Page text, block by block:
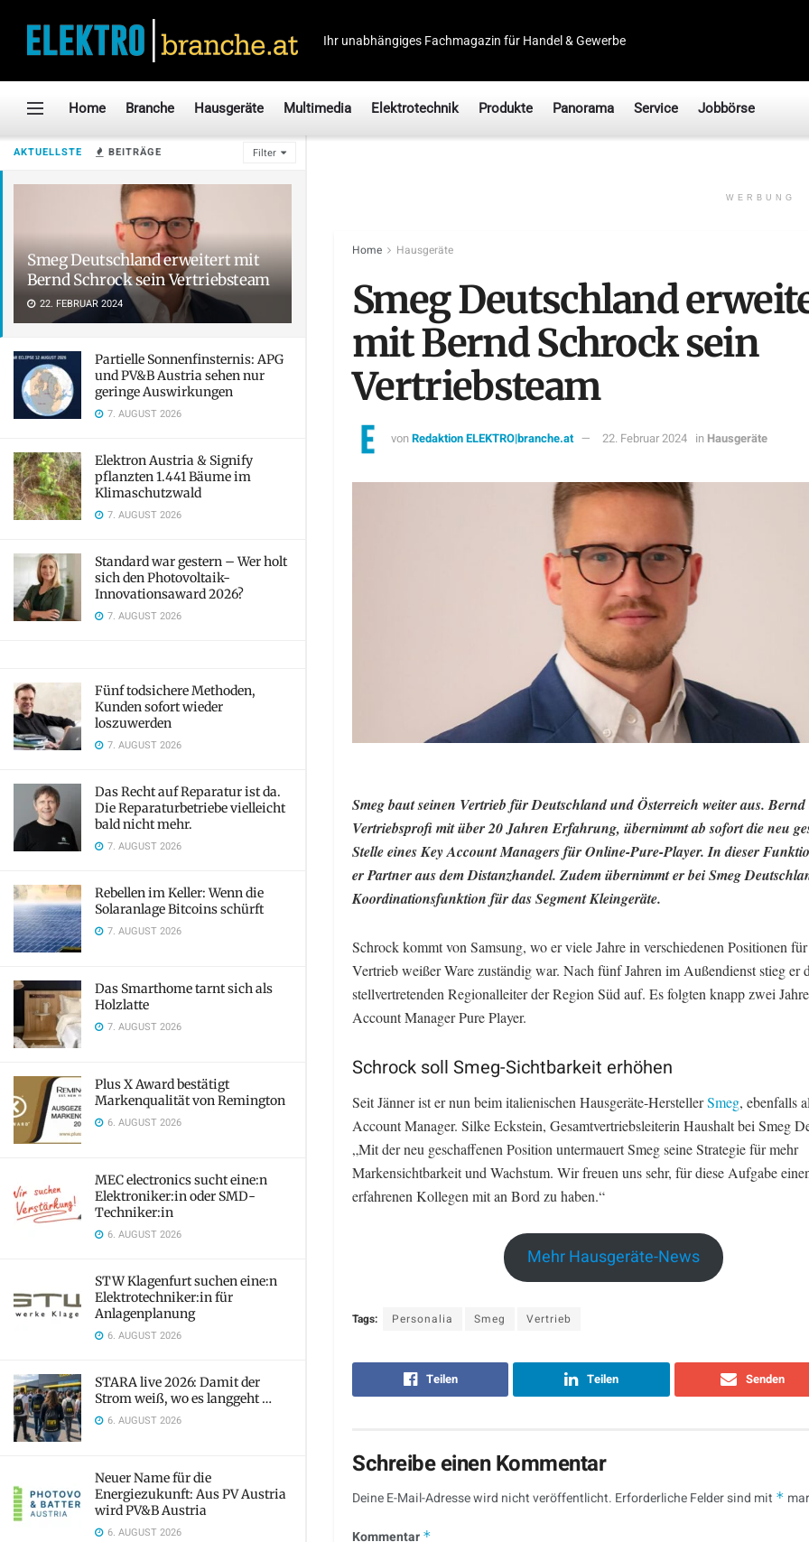
AKTUELLSTE BEITRÄGE Filter
Smeg Deutschland erweitert mit
Bernd Schrock sein Vertriebsteam
22. FEBRUAR 2024
Partielle Sonnenfinsternis: APG
und PV&B Austria sehen nur
geringe Auswirkungen
7. AUGUST 2026
Elektron Austria & Signify
pflanzten 1.441 Bäume im
Klimaschutzwald
7. AUGUST 2026
Standard war gestern – Wer holt
sich den Photovoltaik-
Innovationsaward 2026?
7. AUGUST 2026
Fünf todsichere Methoden,
Kunden sofort wieder
loszuwerden
7. AUGUST 2026
Das Recht auf Reparatur ist da.
Die Reparaturbetriebe vielleicht
bald nicht mehr.
7. AUGUST 2026
Rebellen im Keller: Wenn die
Solaranlage Bitcoins schürft
7. AUGUST 2026
Das Smarthome tarnt sich als
Holzlatte
7. AUGUST 2026
Plus X Award bestätigt
Markenqualität von Remington
6. AUGUST 2026
MEC electronics sucht eine:n
Elektroniker:in oder SMD-
Techniker:in
6. AUGUST 2026
STW Klagenfurt suchen eine:n
Elektrotechniker:in für
Anlagenplanung
6. AUGUST 2026
STARA live 2026: Damit der
Strom weiß, wo es langgeht …
6. AUGUST 2026
Neuer Name für die
Energiezukunft: Aus PV Austria
wird PV&B Austria
6. AUGUST 2026
Ihr unabhängiges Fachmagazin für Handel & Gewerbe
Home Branche Hausgeräte Multimedia Elektrotechnik Produkte Panorama Service Jobbörse
WERBUNG
Home Hausgeräte
Smeg Deutschland
mit Bernd Schrock sein
Vertriebsteam
vonRedaktion ELEKTRO|branche.at 22. Februar 2024 in Hausgeräte
Smeg baut seinen Vertrieb für Deutschland und Österreich weiter aus.
Vertriebsprofi mit über 20 Jahren Erfahrung, übernimmt ab sofort die neu
Stelle eines Key Account Managers für Online-Pure-Player. In dieser
er Partner aus dem Distanzhandel. Zudem übernimmt er bei Smeg
Koordinationsfunktion für das Segment Kleingeräte.
Schrock kommt von Samsung, wo er viele Jahre in verschiedenen Positionen
Vertrieb weißer Ware zuständig war. Nach fünf Jahren im Außendienst stieg er
stellvertretenden Regionalleiter der Region Süd auf. Es folgten knapp zwei
Account Manager Pure Player.
Schrock soll Smeg-Sichtbarkeit erhöhen
Seit Jänner ist er nun beim italienischen Hausgeräte-HerstellerSmeg, ebenfalls
Account Manager. Silke Eckstein, Gesamtvertriebsleiterin Haushalt bei Smeg
„Mit der neu geschaffenen Position untermauert Smeg seine Strategie für mehr
Markensichtbarkeit und Wachstum. Wir freuen uns sehr, für diese Aufgabe
erfahrenen Kollegen mit an Bord zu haben.“
Mehr Hausgeräte-News
Tags: Personalia Smeg Vertrieb
Teilen Teilen Senden
Schreibe einen Kommentar
Deine E-Mail-Adresse wird nicht veröffentlicht. Erforderliche Felder sind mit *
Kommentar *